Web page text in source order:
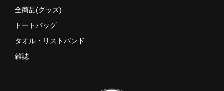
全商品(グッズ)
トートバッグ
タオル・リストバンド
雑誌